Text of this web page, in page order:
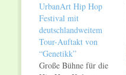
UrbanArt Hip Hop
Festival mit
deutschlandweitem
Tour-Auftakt von
“Genetikk”
Große Bühne für die